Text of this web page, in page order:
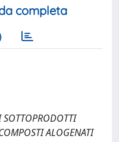
completa
SOTTOPRODOTTI
ALOGENATI